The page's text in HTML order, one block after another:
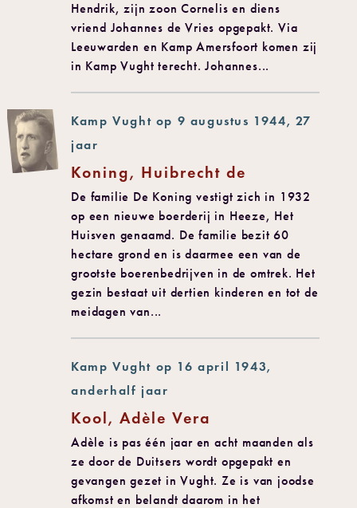
Hendrik, zijn zoon Cornelis en diens
vriend Johannes de Vries opgepakt. Via
Leeuwarden en Kamp Amersfoort komen zij
in Kamp Vught terecht. Johannes...
Kamp Vught op 9 augustus 1944, 27
jaar
Koning, Huibrecht de
De familie De Koning vestigt zich in 1932
op een nieuwe boerderij in Heeze, Het
Huisven genaamd. De familie bezit 60
hectare grond en is daarmee een van de
grootste boerenbedrijven in de omtrek. Het
gezin bestaat uit dertien kinderen en tot de
meidagen van...
Kamp Vught op 16 april 1943,
anderhalf jaar
Kool, Adèle Vera
Adèle is pas één jaar en acht maanden als
ze door de Duitsers wordt opgepakt en
gevangen gezet in Vught. Ze is van joodse
afkomst en belandt daarom in het